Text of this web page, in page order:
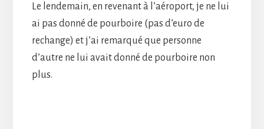
Le lendemain, en revenant à l’aéroport, je ne lui
ai pas donné de pourboire (pas d’euro de
rechange) et j’ai remarqué que personne
d’autre ne lui avait donné de pourboire non
plus.